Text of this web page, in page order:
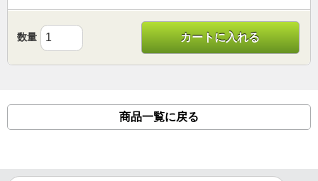
数量 カートに入れる
商品一覧に戻る